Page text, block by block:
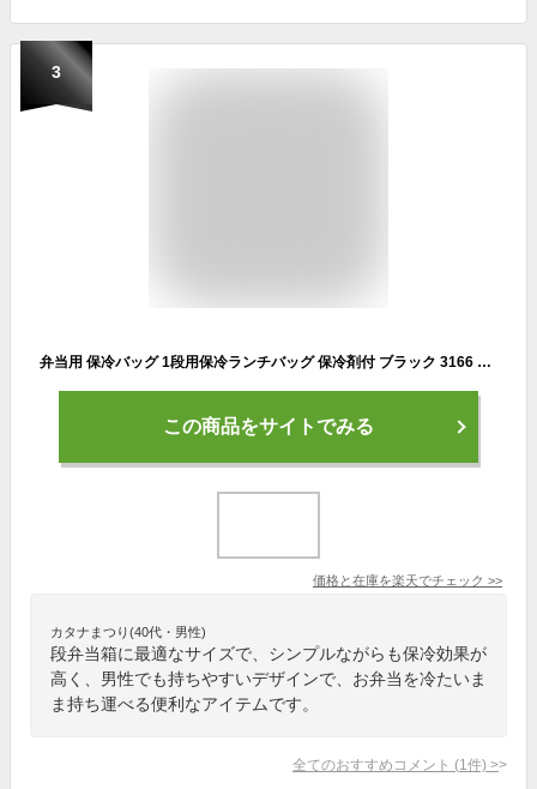
3
弁当用 保冷バッグ 1段用保冷ランチバッグ 保冷剤付 ブラック 3166 ｜ 弁当袋 保冷 弁当 包み メンズ 男子 保冷剤セット シンプル 黒 保冷剤付き 弁当バッグ 弁当巾着
この商品をサイトでみる
価格と在庫を楽天でチェック >>
カタナまつり(40代・男性)
段弁当箱に最適なサイズで、シンプルながらも保冷効果が
高く、男性でも持ちやすいデザインで、お弁当を冷たいま
ま持ち運べる便利なアイテムです。
全てのおすすめコメント (1 件) >